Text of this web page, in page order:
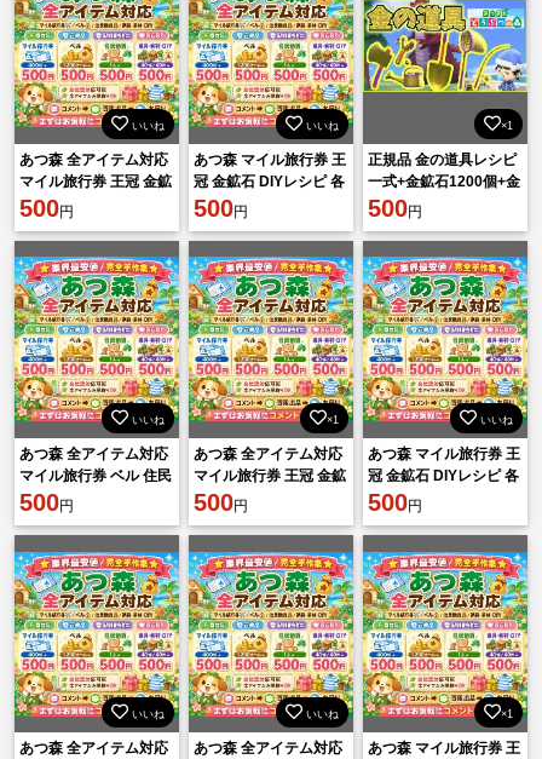
いいね
あつ森 全アイテム対応
マイル旅行券 王冠 金鉱
石 DIYレシピ 各種素材
安心対応
500円
いいね
あつ森 マイル旅行券 王
冠 金鉱石 DIYレシピ 各
種素材 500円 相談可
500円
×1
正規品 金の道具レシピ
一式+金鉱石1200個+金
の道具一式
500円
いいね
あつ森 全アイテム対応
マイル旅行券 ベル 住民
勧誘 家具 素材 DIY 即対
500円
×1
あつ森 全アイテム対応
マイル旅行券 王冠 金鉱
石 DIYレシピ 各種素材
500円
いいね
あつ森 マイル旅行券 王
冠 金鉱石 DIYレシピ 各
種素材 500円 相談可
500円
いいね
あつ森 全アイテム対応
いいね
あつ森 全アイテム対応
×1
あつ森 マイル旅行券 王